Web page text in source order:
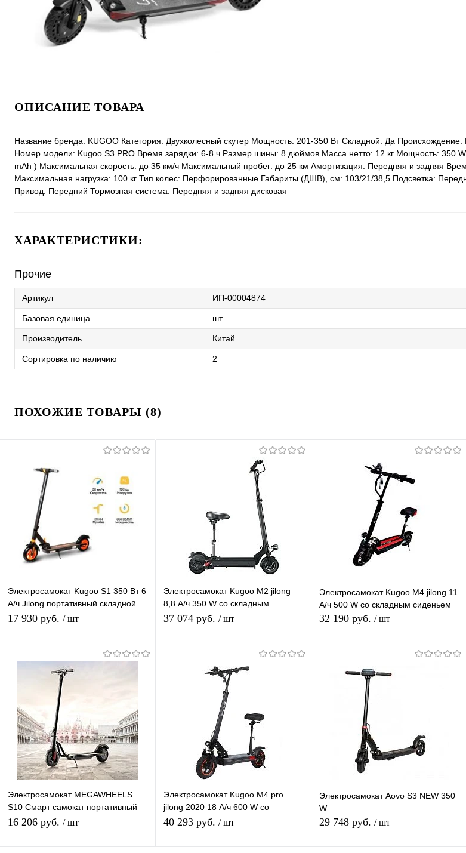
ОПИСАНИЕ ТОВАРА
Название бренда: KUGOO Категория: Двухколесный скутер Мощность: 201-350 Вт Складной: Да Происхождение:
Номер модели: Kugoo S3 PRO Время зарядки: 6-8 ч Размер шины: 8 дюймов Масса нетто: 12 кг Мощность: 350
mAh ) Максимальная скорость: до 35 км/ч Максимальный пробег: до 25 км Амортизация: Передняя и задняя
Максимальная нагрузка: 100 кг Тип колес: Перфорированные Габариты (ДШВ), см: 103/21/38,5 Подсветка:
Привод: Передний Тормозная система: Передняя и задняя дисковая
ХАРАКТЕРИСТИКИ:
Прочие
Артикул ИП-00004874
Базовая единица шт
Производитель Китай
Сортировка по наличию 2
ПОХОЖИЕ ТОВАРЫ (8)
Электросамокат Kugoo S1 350 Вт 6
А/ч Jilong портативный складной
электрический Смарт скутер
17 930 руб. / шт
Подписаться
Купить в 1 клик
В избранное В наличии
Электросамокат Kugoo M2 jilong
8,8 А/ч 350 W со складным
сиденьем
37 074 руб. / шт
Купить в 1 клик
В избранное Недоступно
Электросамокат Kugoo M4 jilong 11
А/ч 500 W со складным сиденьем
32 190 руб. / шт
Купить в 1 клик
В избранное
Электросамокат MEGAWHEELS
S10 Смарт самокат портативный
складной электрический скутер для
16 206 руб. / шт
Электросамокат Kugoo M4 pro
jilong 2020 18 А/ч 600 W со
складным сиденьем
40 293 руб. / шт
Электросамокат Aovo S3 NEW 350
W
29 748 руб. / шт